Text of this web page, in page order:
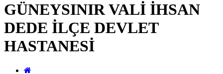
GÜNEYSINIR VALİ İHSAN
DEDE İLÇE DEVLET
HASTANESİ